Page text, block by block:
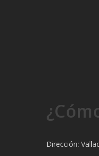
Dirección: